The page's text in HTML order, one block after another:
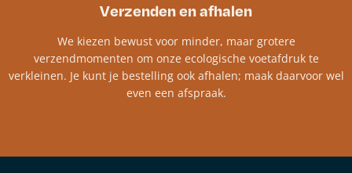
Verzenden en afhalen
We kiezen bewust voor minder, maar grotere
verzendmomenten om onze ecologische voetafdruk te
verkleinen. Je kunt je bestelling ook afhalen; maak daarvoor wel
even een afspraak.